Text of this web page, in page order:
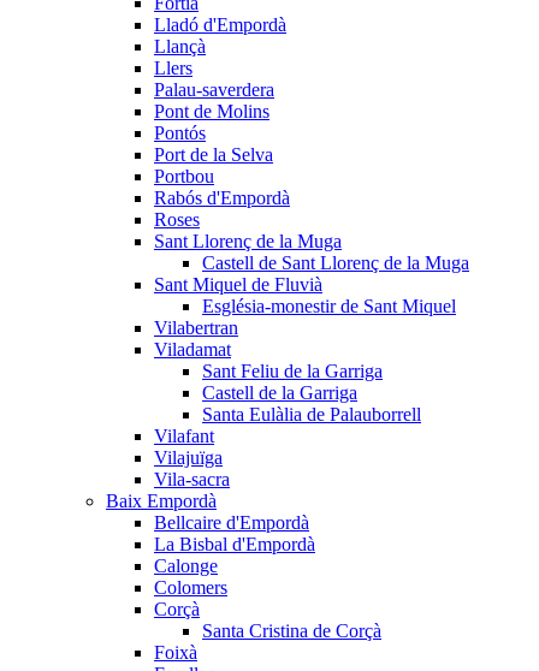
Lladó d'Empordà
Llançà
Llers
Palau-saverdera
Pont de Molins
Pontós
Port de la Selva
Portbou
Rabós d'Empordà
Roses
Sant Llorenç de la Muga
Castell de Sant Llorenç de la Muga
Sant Miquel de Fluvià
Església-monestir de Sant Miquel
Vilabertran
Viladamat
Sant Feliu de la Garriga
Castell de la Garriga
Santa Eulàlia de Palauborrell
Vilafant
Vilajuïga
Vila-sacra
Baix Empordà
Bellcaire d'Empordà
La Bisbal d'Empordà
Calonge
Colomers
Corçà
Santa Cristina de Corçà
Foixà